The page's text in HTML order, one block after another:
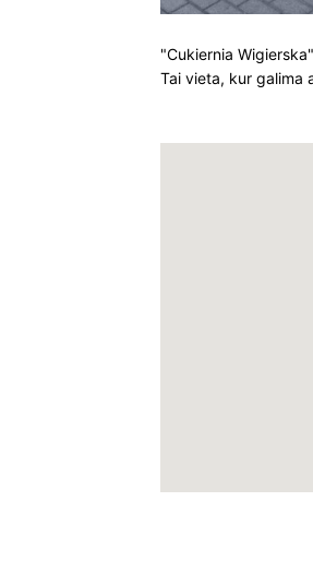
"Cukiernia
Tai vieta, kur galima